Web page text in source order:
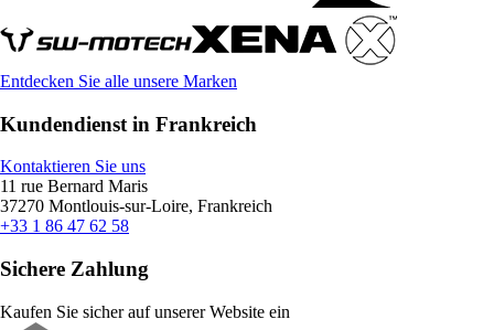
Entdecken Sie alle unsere Marken
Kundendienst in Frankreich
Kontaktieren Sie uns
11 rue Bernard Maris
37270 Montlouis-sur-Loire, Frankreich
+33 1 86 47 62 58
Sichere Zahlung
Kaufen Sie sicher auf unserer Website ein